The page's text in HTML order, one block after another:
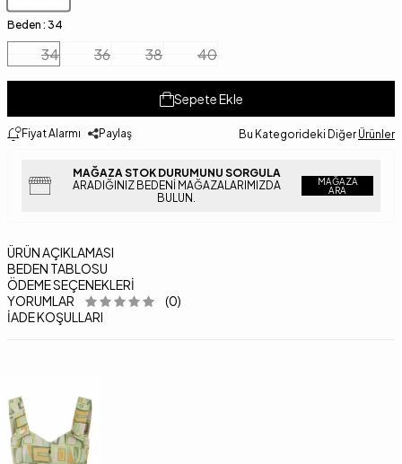
Beden : 34
34 36 38 40
Sepete Ekle
Fiyat Alarmı Paylaş Bu Kategorideki Diğer Ürünler
MAĞAZA STOK DURUMUNU SORGULA
ARADIĞINIZ BEDENI MAĞAZALARIMIZDA
BULUN.
MAĞAZA
ARA
ÜRÜN AÇIKLAMASI
BEDEN TABLOSU
ÖDEME SEÇENEKLERI
YORUMLAR
(0)
İADE KOŞULLARI